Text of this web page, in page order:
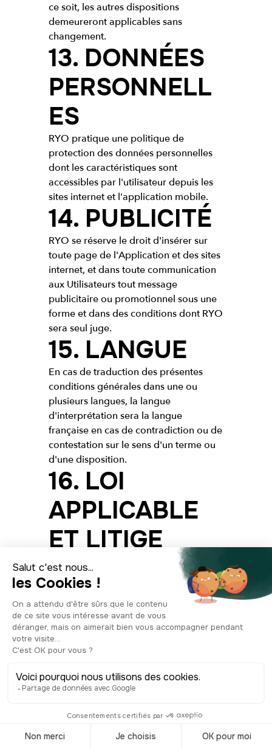
ce soit, les autres dispositions
demeureront applicables sans
changement.
13. DONNÉES
PERSONNELL
ES
RYO pratique une politique de
protection des données personnelles
dont les caractéristiques sont
accessibles par l'utilisateur depuis les
sites internet et l'application mobile.
14. PUBLICITÉ
RYO se réserve le droit d'insérer sur
toute page de l'Application et des sites
internet, et dans toute communication
aux Utilisateurs tout message
publicitaire ou promotionnel sous une
forme et dans des conditions dont RYO
sera seul juge.
15. LANGUE
En cas de traduction des présentes
conditions générales dans une ou
plusieurs langues, la langue
d'interprétation sera la langue
française en cas de contradiction ou de
contestation sur le sens d'un terme ou
d'une disposition.
16. LOI
APPLICABLE
ET LITIGE
Les présentes Conditions Générales
sont soumises à la loi française.
En cas de litige, les parties chercheront
une solution amiable avant toute action
judiciaire. En cas d'échec de ces
tentatives, toutes contestations liées à
la validité, l'interprétation et/ou
Générales devront être portées devant
les tribunaux compétents dans les
L'Utilisateur est en outre informé qu'il
peut en tout état de cause recourir à